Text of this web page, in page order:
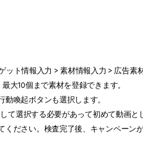
ト情報入力 > 素材情報入力 > 広告素
大10個まで素材を登録できます。
喚起ボタンも選択します。
て選択する必要があって初めて動画と
ださい。検査完了後、キャンペーン